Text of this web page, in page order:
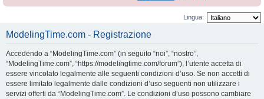
Lingua:
ModelingTime.com - Registrazione
Accedendo a “ModelingTime.com” (in seguito “noi”, “nostro”,
“ModelingTime.com”, “https://modelingtime.com/forum”), l’utente accetta di
essere vincolato legalmente alle seguenti condizioni d’uso. Se non accetti di
essere limitato legalmente dalle condizioni d’uso seguenti non utilizzare i
servizi offerti da “ModelingTime.com”. Le condizioni d’uso possono cambiare